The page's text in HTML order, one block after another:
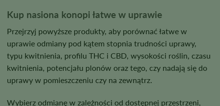
Kup nasiona konopi łatwe w uprawie
Przejrzyj powyższe produkty, aby porównać łatwe w
uprawie odmiany pod kątem stopnia trudności uprawy,
typu kwitnienia, profilu THC i CBD, wysokości roślin, czasu
kwitnienia, potencjału plonów oraz tego, czy nadają się do
uprawy w pomieszczeniu czy na zewnątrz.
Wybierz odmianę w zależności od dostępnej przestrzeni,